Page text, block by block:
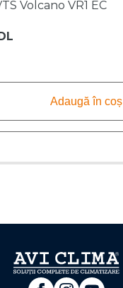
Volcano VR1 EC
Adaugă în coș